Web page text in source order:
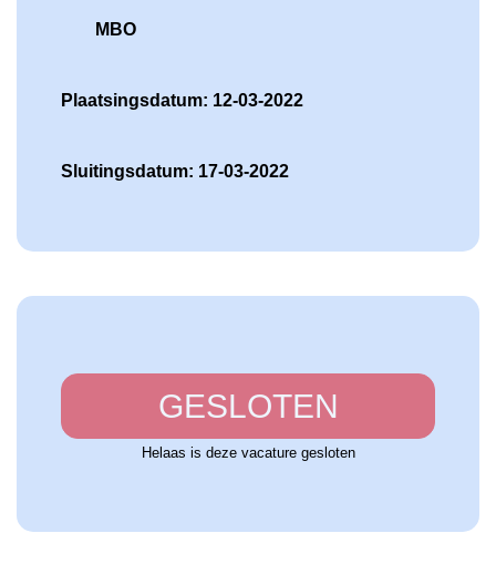
MBO
Plaatsingsdatum: 12-03-2022
Sluitingsdatum: 17-03-2022
GESLOTEN
Helaas is deze vacature gesloten